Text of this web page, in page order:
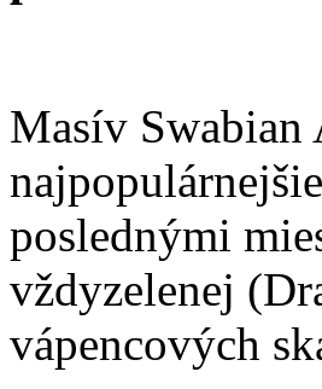
Masív Swabian
poslednými
vždyzelenej
vápencových